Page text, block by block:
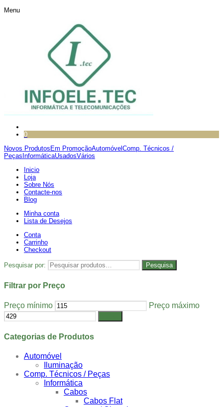
Menu
0
Novos Produtos Em PromoçãoAutomóvel Comp. Técnicos /
Peças InformáticaUsadosVários
Inicio
Loja
Sobre Nós
Contacte-nos
Blog
Minha conta
Lista de Desejos
Conta
Carrinho
Checkout
Pesquisar por: Pesquisa
Filtrar por Preço
Preço mínimo Preço máximo
Categorias de Produtos
Automóvel
Iluminação
Comp. Técnicos / Peças
Informática
Cabos
Cabos Flat